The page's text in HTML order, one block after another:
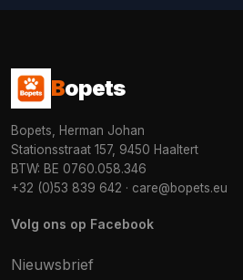
Bopets
Bopets, Herman Johan
Stationsstraat 157, 9450 Haaltert
BTW: BE 0760.058.346
+32 (0)53 839 642 · care@bopets.eu
Volg ons op Facebook
Nieuwsbrief